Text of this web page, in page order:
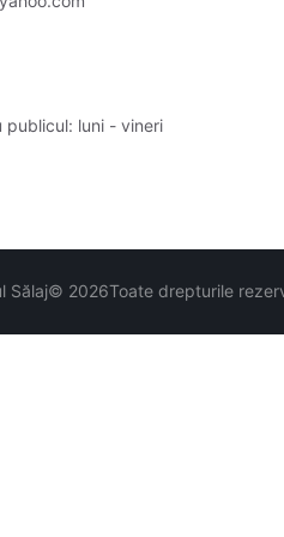
publicul: luni - vineri
Sălaj© 2026Toate drepturile